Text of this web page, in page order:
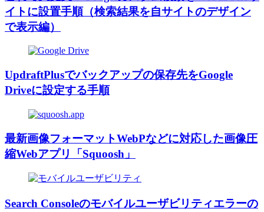
イトに設置手順（検索結果を自サイトのデザイン
で表示編）
UpdraftPlusでバックアップの保存先をGoogle
Driveに設定する手順
最新画像フォーマットWebPなどに対応した画像圧
縮Webアプリ「Squoosh」
Search Consoleのモバイルユーザビリティエラーの